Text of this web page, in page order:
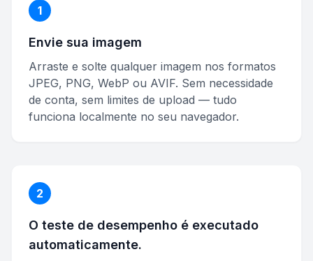
1
Envie sua imagem
Arraste e solte qualquer imagem nos formatos
JPEG, PNG, WebP ou AVIF. Sem necessidade
de conta, sem limites de upload — tudo
funciona localmente no seu navegador.
2
O teste de desempenho é executado
automaticamente.